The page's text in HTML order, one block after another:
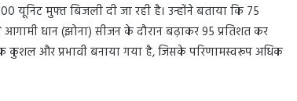
यूनिट मुफ्त बिजली दी जा रही है। उन्होंने बताया कि 75
धान (झोना) सीजन के दौरान बढ़ाकर 95 प्रतिशत कर
कुशल और प्रभावी बनाया गया है, जिसके परिणामस्वरूप अधिक